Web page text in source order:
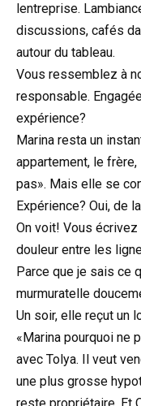
lentreprise.
discussions, cafés
autour du tableau.
Vous ressemblez à
responsable.
expérience?
Marina resta un
appartement, le
pas». Mais elle se
Expérience? Oui, de
On voit! Vous
douleur entre les
Parce que je sais ce
murmuratelle
Un soir, elle reçut un
«Marina pourquoi ne
avec Tolya. Il veut
une plus grosse